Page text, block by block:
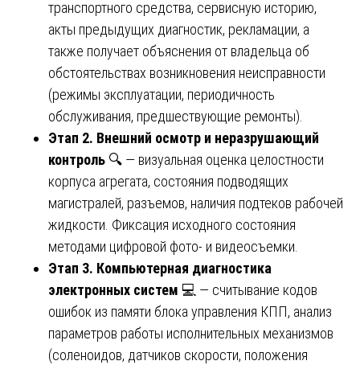
транспортного средства, сервисную историю,
акты предыдущих диагностик, рекламации, а
также получает объяснения от владельца об
обстоятельствах возникновения неисправности
(режимы эксплуатации, периодичность
обслуживания, предшествующие ремонты).
Этап 2. Внешний осмотр и неразрушающий
контроль 🔍 — визуальная оценка целостности
корпуса агрегата, состояния подводящих
магистралей, разъемов, наличия подтеков рабочей
жидкости. Фиксация исходного состояния
методами цифровой фото- и видеосъемки.
Этап 3. Компьютерная диагностика
электронных систем 💻 — считывание кодов
ошибок из памяти блока управления КПП, анализ
параметров работы исполнительных механизмов
(соленоидов, датчиков скорости, положения